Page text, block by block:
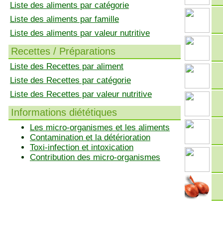
Liste des aliments par catégorie
Liste des aliments par famille
Liste des aliments par valeur nutritive
Recettes / Préparations
Liste des Recettes par aliment
Liste des Recettes par catégorie
Liste des Recettes par valeur nutritive
Informations diététiques
Les micro-organismes et les aliments
Contamination et la détérioration
Toxi-infection et intoxication
Contribution des micro-organismes